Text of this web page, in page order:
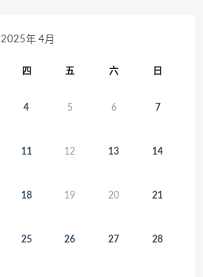
2025年 4月
四 五 六 日
4 5 6 7
11 12 13 14
18 19 20 21
25 26 27 28